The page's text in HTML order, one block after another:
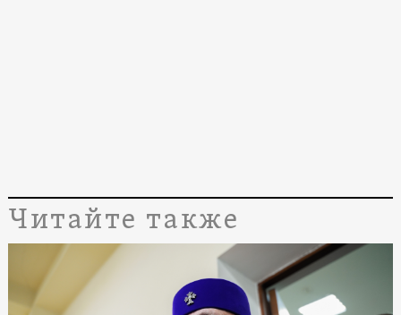
Читайте также